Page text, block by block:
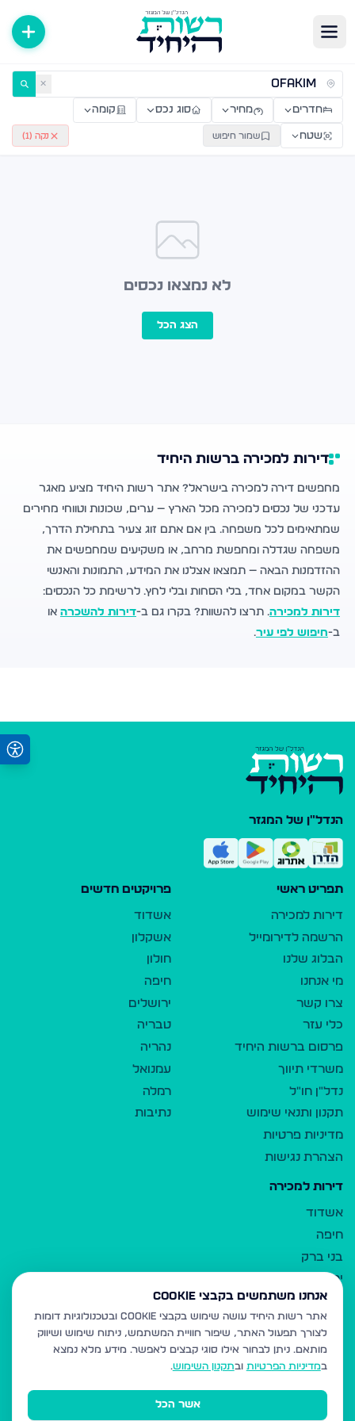
דירות למכירה ולהשכרה — רשות היחיד ✕
חדרים מחיר סוג נכס קומה
שטח שמור חיפוש נקה ( 1
)
לא נמצאו נכסים
הצג הכל
דירות למכירה ברשות היחיד
מחפשים דירה למכירה בישראל? אתר רשות היחיד מציע מאגר
עדכני של נכסים למכירה מכל הארץ — ערים, שכונות וטווחי מחירים
שמתאימים לכל משפחה. בין אם אתם זוג צעיר בתחילת הדרך,
משפחה שגדלה ומחפשת מרחב, או משקיעים שמחפשים את
ההזדמנות הבאה — תמצאו אצלנו את המידע, התמונות והאנשי
הקשר במקום אחד, בלי הסחות ובלי לחץ. לרשימת כל הנכסים:
דירות למכירה. תרצו להשוות? בקרו גם ב-דירות להשכרה או
ב-חיפוש לפי עיר.
הנדל"ן של המגזר
תפריט ראשי
דירות למכירה
הרשמה לדירומייל
הבלוג שלנו
מי אנחנו
צרו קשר
כלי עזר
פרסום ברשות היחיד
משרדי תיווך
נדל"ן חו"ל
תקנון ותנאי שימוש
מדיניות פרטיות
הצהרת נגישות
פרויקטים חדשים
אשדוד
אשקלון
חולון
חיפה
ירושלים
טבריה
נהריה
עמנואל
רמלה
נתיבות
דירות למכירה
אשדוד
חיפה
בני ברק
ירושלים
אלעד
גבעת זאב
בית שמש
רכסים
מודיעין עילית
אנחנו משתמשים בקבצי Cookie
אתר רשות היחיד עושה שימוש בקבצי Cookie ובטכנולוגיות דומות
לצורך תפעול האתר, שיפור חוויית המשתמש, ניתוח שימוש ושיווק
מותאם. ניתן לבחור אילו סוגי קבצים לאפשר. מידע מלא נמצא
במדיניות הפרטיות ובתקנון השימוש.
אשר הכל